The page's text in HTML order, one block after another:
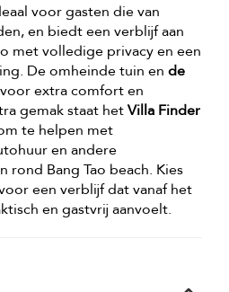
voor gasten die van
en biedt een verblijf aan
met volledige privacy en een
De omheinde tuin en de
extra comfort en
gemak staat hetVilla Finder
te helpen met
en andere
rond Bang Tao beach. Kies
een verblijf dat vanaf het
en gastvrij aanvoelt.